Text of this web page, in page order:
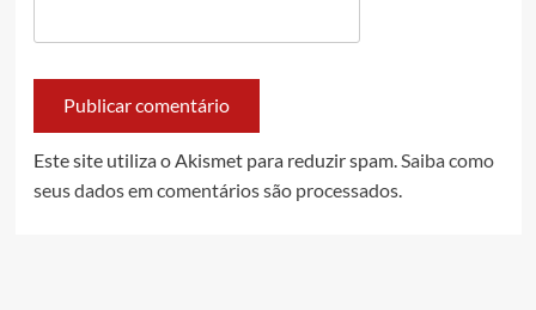
Este site utiliza o Akismet para reduzir spam. Saiba como
seus dados em comentários são processados.